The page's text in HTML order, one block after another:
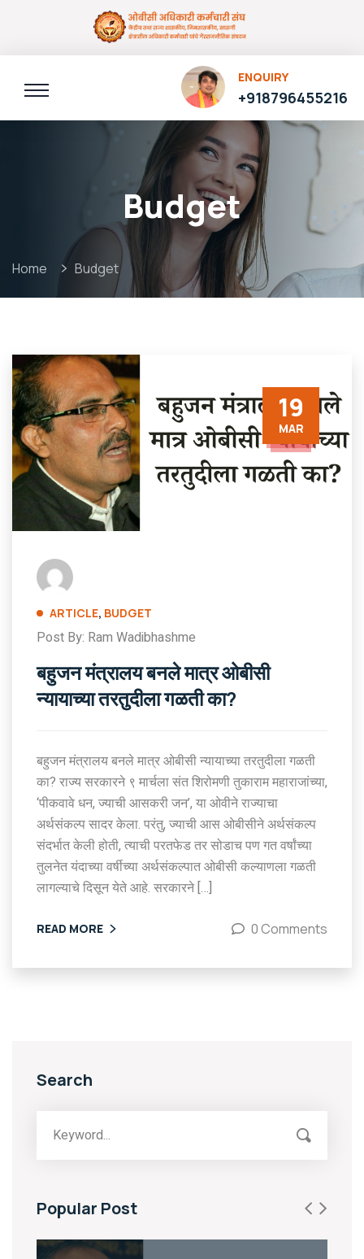
ENQUIRY
+918796455216
Budget
Home Budget
19
MAR
ARTICLE, BUDGET
Post By: Ram Wadibhashme
बहुजन मंत्रालय बनले मात्र ओबीसी
न्यायाच्या तरतुदीला गळती का?
बहुजन मंत्रालय बनले मात्र ओबीसी न्यायाच्या तरतुदीला गळती
का? राज्य सरकारने ९ मार्चला संत शिरोमणी तुकाराम महाराजांच्या,
‘पीकवावे धन, ज्याची आसकरी जन’, या ओवीने राज्याचा
अर्थसंकल्प सादर केला. परंतु, ज्याची आस ओबीसीने अर्थसंकल्प
संदर्भात केली होती, त्याची परतफेड तर सोडाच पण गत वर्षांच्या
तुलनेत यंदाच्या वर्षीच्या अर्थसंकल्पात ओबीसी कल्याणला गळती
लागल्याचे दिसून येते आहे. सरकारने […]
READ MORE 0 Comments
Search
Popular Post